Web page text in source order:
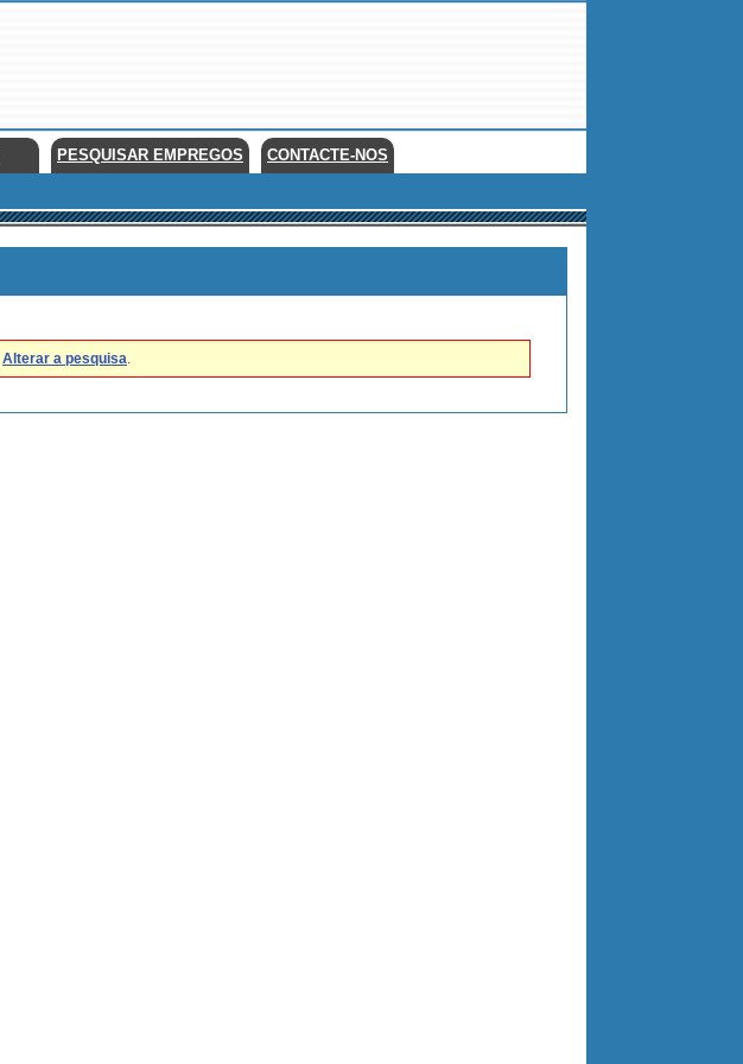
PESQUISAR EMPREGOS CONTACTE-NOS
Alterar a pesquisa.